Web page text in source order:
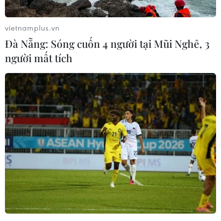
Quy hoạch định hướng tổ chức lại không gian phát triển công
nghiệp vùng. (Ảnh minh họa: Vietnam+)
Thứ năm,Quy hoạch nêu bật yêu cầu phải hình
thành mạng lưới kết cấu hạ tầng từng bước
đồng bộ, hiện đại, góp phần giải quyết cơ bản
tình trạng ô nhiễm môi trường, tắc nghẽn giao
thông và ngập úng. Chú trọng đẩy mạnh phát
triển hạ tầng giao thông bảo đảm kết nối thông
suốt giữa các đô thị, trung tâm kinh tế, cảng
biển của vùng và kết nối liên vùng, phát triển
vietnamplus.vn
Đà Nẵng: Sóng cuốn 4 người tại Mũi Nghê, 3
người mất tích